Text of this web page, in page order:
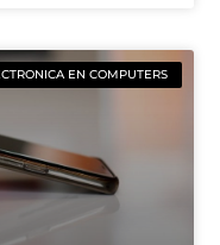
EN COMPUTERS